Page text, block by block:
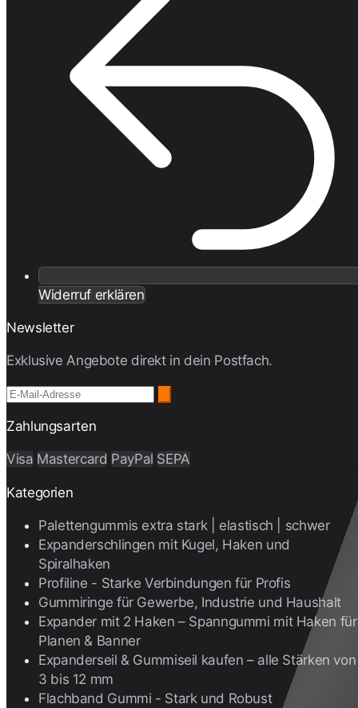
Widerruf erklären
Newsletter
Exklusive Angebote direkt in dein Postfach.
Zahlungsarten
Visa Mastercard PayPal SEPA
Kategorien
Palettengummis extra stark | elastisch | schwer
Expanderschlingen mit Kugel, Haken und
Spiralhaken
Profiline - Starke Verbindungen für Profis
Gummiringe für Gewerbe, Industrie und Haushalt
Expander mit 2 Haken – Spanngummi mit Haken für
Planen & Banner
Expanderseil & Gummiseil kaufen – alle Stärken von
3 bis 12 mm
Flachband Gummi - Stark und Robust